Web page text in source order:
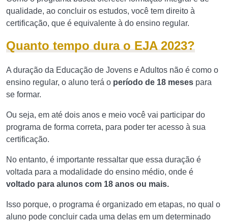
qualidade, ao concluir os estudos, você tem direito à
certificação, que é equivalente à do ensino regular.
Quanto tempo dura o EJA 2023?
A duração da Educação de Jovens e Adultos não é como o
ensino regular, o aluno terá o período de 18 meses para
se formar.
Ou seja, em até dois anos e meio você vai participar do
programa de forma correta, para poder ter acesso à sua
certificação.
No entanto, é importante ressaltar que essa duração é
voltada para a modalidade do ensino médio, onde é
voltado para alunos com 18 anos ou mais.
Isso porque, o programa é organizado em etapas, no qual o
aluno pode concluir cada uma delas em um determinado